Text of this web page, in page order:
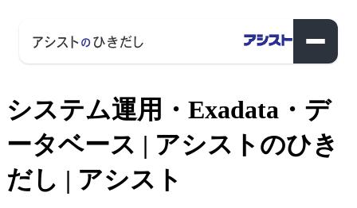
システム運用・Exadata・デ
ータベース | アシストのひき
だし | アシスト